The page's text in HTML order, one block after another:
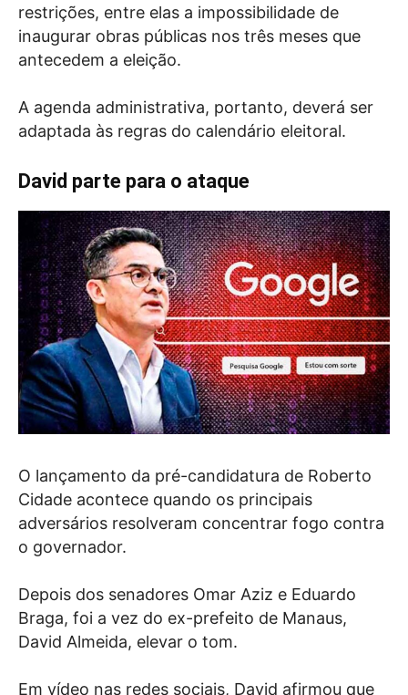
restrições, entre elas a impossibilidade de
inaugurar obras públicas nos três meses que
antecedem a eleição.
A agenda administrativa, portanto, deverá ser
adaptada às regras do calendário eleitoral.
David parte para o ataque
O lançamento da pré-candidatura de Roberto
Cidade acontece quando os principais
adversários resolveram concentrar fogo contra
o governador.
Depois dos senadores Omar Aziz e Eduardo
Braga, foi a vez do ex-prefeito de Manaus,
David Almeida, elevar o tom.
Em vídeo nas redes sociais, David afirmou que